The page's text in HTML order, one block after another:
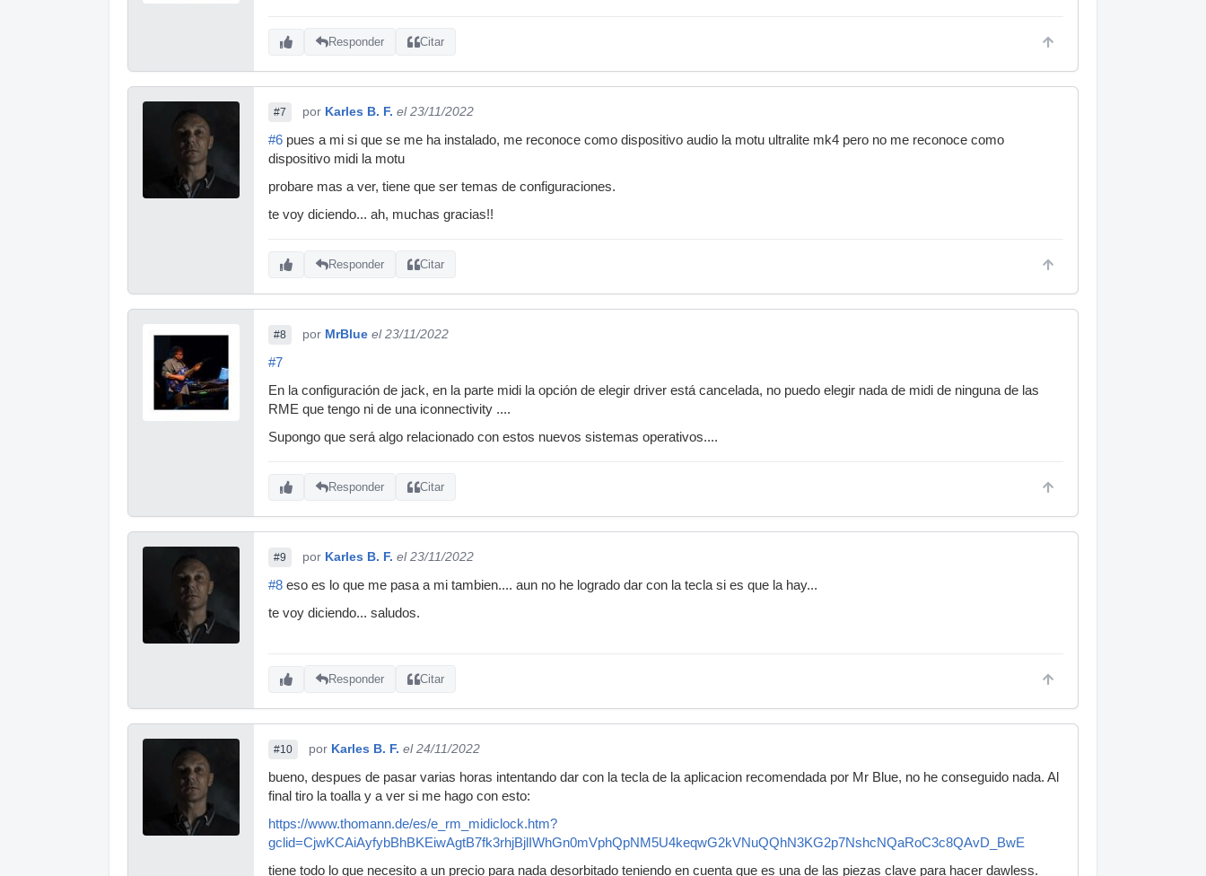
Responder Citar
#7 por Karles B. F. el 23/11/2022
#6 pues a mi si que se me ha instalado, me reconoce como dispositivo audio la motu ultralite mk4 pero no me reconoce como
dispositivo midi la motu
probare mas a ver, tiene que ser temas de configuraciones.
te voy diciendo... ah, muchas gracias!!
Responder Citar
#8 por MrBlue el 23/11/2022
#7
En la configuración de jack, en la parte midi la opción de elegir driver está cancelada, no puedo elegir nada de midi de ninguna de las
RME que tengo ni de una iconnectivity ....
Supongo que será algo relacionado con estos nuevos sistemas operativos....
Responder Citar
#9 por Karles B. F. el 23/11/2022
#8 eso es lo que me pasa a mi tambien.... aun no he logrado dar con la tecla si es que la hay...
te voy diciendo... saludos.
Responder Citar
#10 por Karles B. F. el 24/11/2022
bueno, despues de pasar varias horas intentando dar con la tecla de la aplicacion recomendada por Mr Blue, no he conseguido nada. Al
final tiro la toalla y a ver si me hago con esto:
https://www.thomann.de/es/e_rm_midiclock.htm?
gclid=CjwKCAiAyfybBhBKEiwAgtB7fk3rhjBjlIWhGn0mVphQpNM5U4keqwG2kVNuQQhN3KG2p7NshcNQaRoC3c8QAvD_BwE
tiene todo lo que necesito a un precio para nada desorbitado teniendo en cuenta que es una de las piezas clave para hacer dawless.